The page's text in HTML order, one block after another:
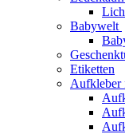
Babywelt
Etiketten
Aufkleber